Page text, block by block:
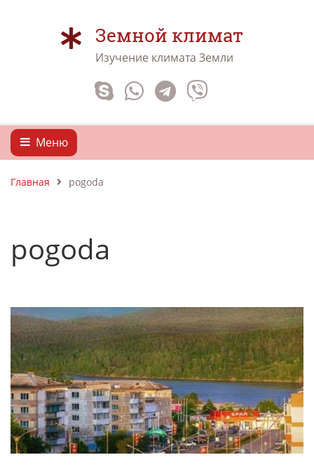
Земной климат
Изучение климата Земли
Меню
Главная pogoda
pogoda